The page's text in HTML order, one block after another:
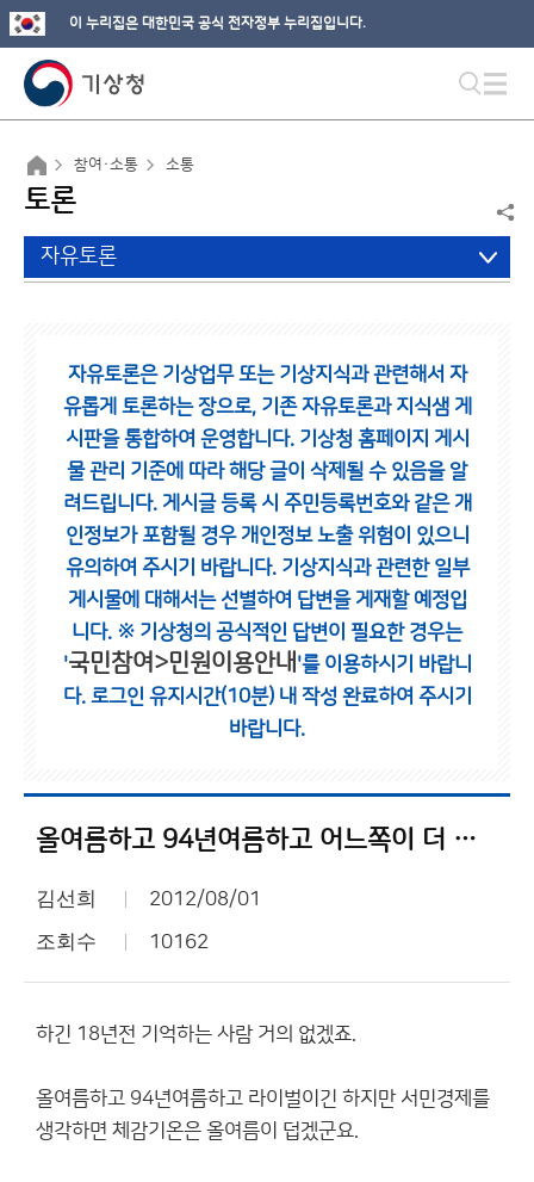
이 누리집은 대한민국 공식 전자정부 누리집입니다.
참여·소통 소통
토론
자유토론
자유토론은 기상업무 또는 기상지식과 관련해서 자
유롭게 토론하는 장으로, 기존 자유토론과 지식샘 게
시판을 통합하여 운영합니다. 기상청 홈페이지 게시
물 관리 기준에 따라 해당 글이 삭제될 수 있음을 알
려드립니다. 게시글 등록 시 주민등록번호와 같은 개
인정보가 포함될 경우 개인정보 노출 위험이 있으니
유의하여 주시기 바랍니다. 기상지식과 관련한 일부
게시물에 대해서는 선별하여 답변을 게재할 예정입
니다. ※ 기상청의 공식적인 답변이 필요한 경우는
'국민참여>민원이용안내 '를 이용하시기 바랍니
다. 로그인 유지시간(10분) 내 작성 완료하여 주시기
바랍니다.
올여름하고 94년여름하고 어느쪽이 더 무더울까요?
김선희 2012/08/01
조회수 10162
하긴 18년전 기억하는 사람 거의 없겠죠.
올여름하고 94년여름하고 라이벌이긴 하지만 서민경제를
생각하면 체감기온은 올여름이 덥겠군요.